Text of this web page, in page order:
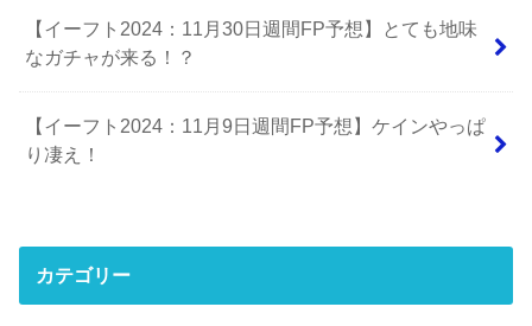
【イーフト2024：11月30日週間FP予想】とても地味
なガチャが来る！？
【イーフト2024：11月9日週間FP予想】ケインやっぱ
り凄え！
カテゴリー